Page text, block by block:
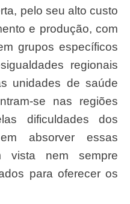
pelo seu alto custo
e produção, com
grupos específicos
regionais
unidades de saúde
se nas regiões
dificuldades dos
absorver essas
vista nem sempre
para oferecer os